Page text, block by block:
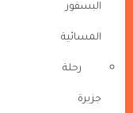
البسفور
المسائية
رحلة
جزيرة